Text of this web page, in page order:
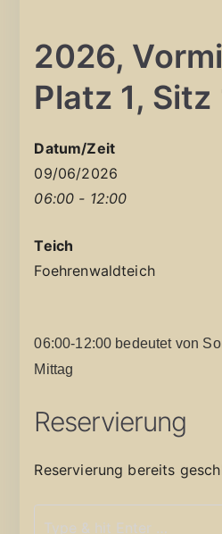
2026,
Platz 1, Sitz
Datum/Zeit
09/06/2026
06:00 - 12:00
Teich
Foehrenwaldteich
06:00-12:00 bedeutet von
Mittag
Reservierung
Reservierung bereits